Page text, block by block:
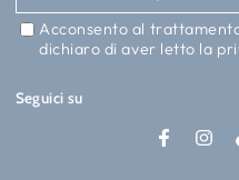
l'e-
mail
qui
Acconsento al
dichiaro di aver letto la
Seguici su
Facebook